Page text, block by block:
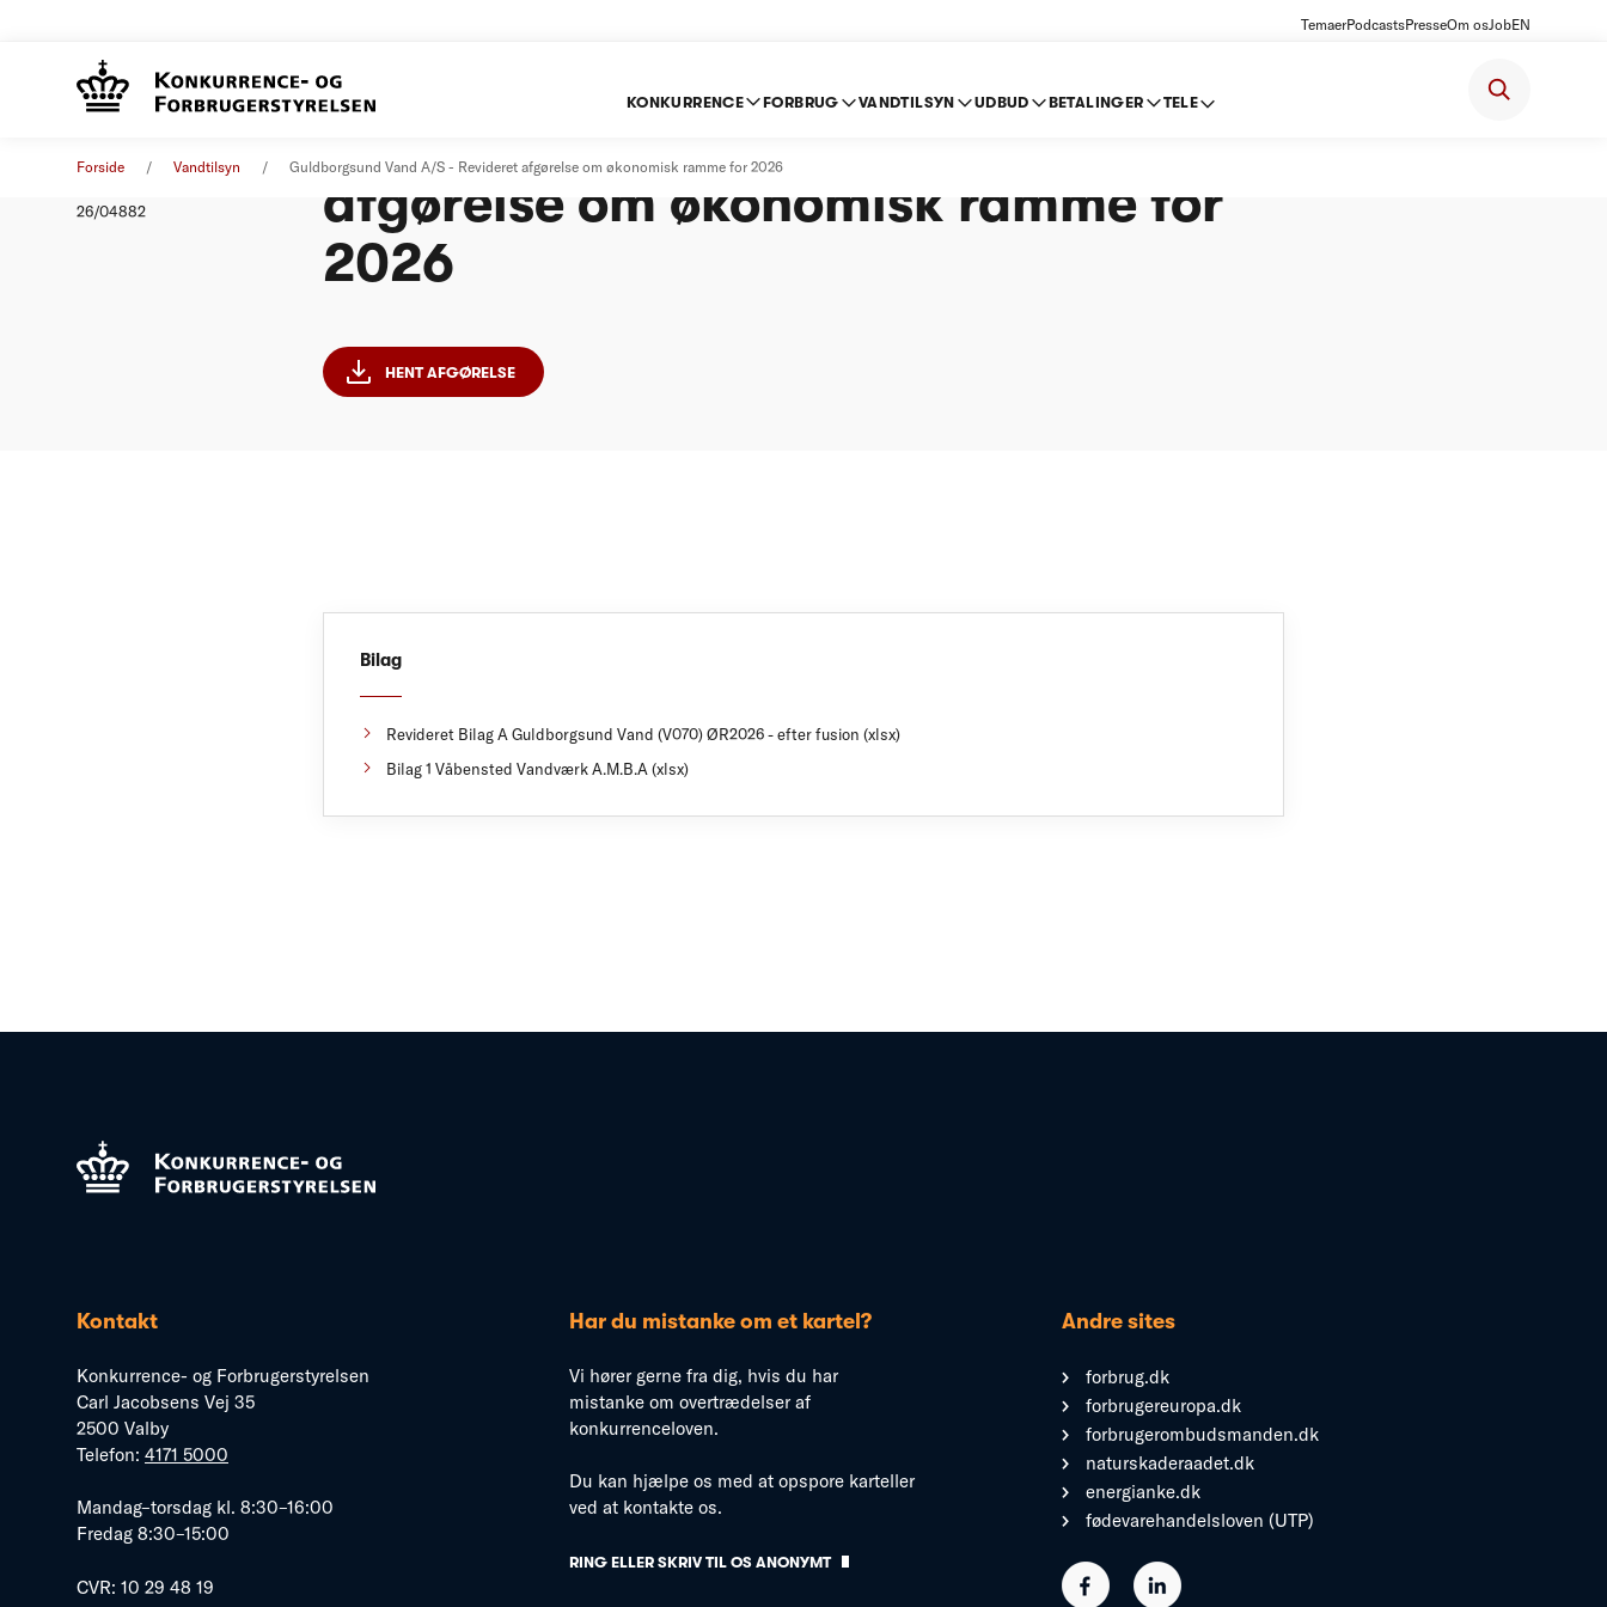
TemaerPodcastsPresseOm osJobEN
KONKURRENCE FORBRUG VANDTILSYN UDBUD BETALINGER TELE
Forside Vandtilsyn Guldborgsund Vand A/S - Revideret afgørelse om økonomisk ramme for 2026
26/04882
afgørelse om økonomisk ramme for
2026
HENT AFGØRELSE
Bilag
Revideret Bilag A Guldborgsund Vand (V070) ØR2026 - efter fusion (xlsx)
Bilag 1 Våbensted Vandværk A.M.B.A (xlsx)
Kontakt
Konkurrence- og Forbrugerstyrelsen
Carl Jacobsens Vej 35
2500 Valby
Telefon: 4171 5000
Mandag–torsdag kl. 8:30–16:00
Fredag 8:30–15:00
CVR: 10 29 48 19
Har du mistanke om et kartel?
Vi hører gerne fra dig, hvis du har
mistanke om overtrædelser af
konkurrenceloven.
Du kan hjælpe os med at opspore karteller
ved at kontakte os.
RING ELLER SKRIV TIL OS ANONYMT
Andre sites
forbrug.dk
forbrugereuropa.dk
forbrugerombudsmanden.dk
naturskaderaadet.dk
energianke.dk
fødevarehandelsloven (UTP)